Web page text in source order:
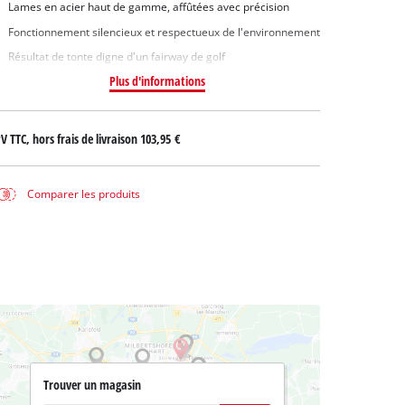
Lames en acier haut de gamme, affûtées avec précision
Fonctionnement silencieux et respectueux de l'environnement
Résultat de tonte digne d'un fairway de golf
Plus d'informations
TTC, hors frais de livraison103,95 €
Comparer les produits
Trouver un magasin